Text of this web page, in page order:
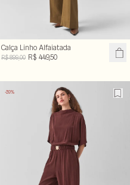
Calça Linho Alfaiatada
R$ 899,00 R$ 449,50
-39%